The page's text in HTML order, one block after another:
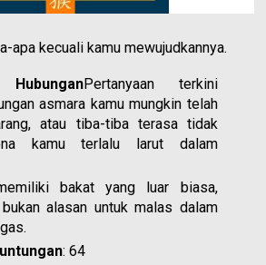
apa kecuali kamu mewujudkannya.
Pertanyaan terkini
asmara kamu mungkin telah
atau tiba-tiba terasa tidak
kamu terlalu larut dalam
bakat yang luar biasa,
alasan untuk malas dalam
: 64